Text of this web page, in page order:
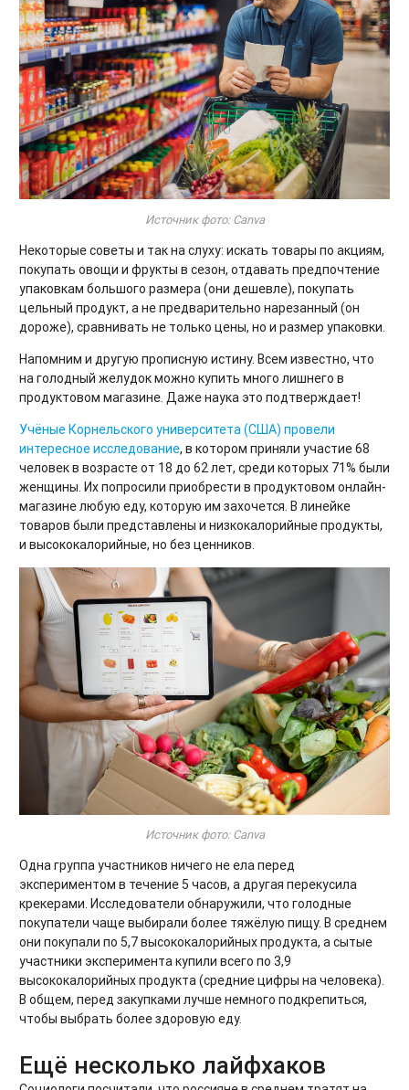
Источник фото: Canva
Некоторые советы и так на слуху: искать товары по акциям,
покупать овощи и фрукты в сезон, отдавать предпочтение
упаковкам большого размера (они дешевле), покупать
цельный продукт, а не предварительно нарезанный (он
дороже), сравнивать не только цены, но и размер упаковки.
Напомним и другую прописную истину. Всем известно, что
на голодный желудок можно купить много лишнего в
продуктовом магазине. Даже наука это подтверждает!
Учёные Корнельского университета (США) провели
интересное исследование, в котором приняли участие 68
человек в возрасте от 18 до 62 лет, среди которых 71% были
женщины. Их попросили приобрести в продуктовом онлайн-
магазине любую еду, которую им захочется. В линейке
товаров были представлены и низкокалорийные продукты,
и высококалорийные, но без ценников.
Источник фото: Canva
Одна группа участников ничего не ела перед
экспериментом в течение 5 часов, а другая перекусила
крекерами. Исследователи обнаружили, что голодные
покупатели чаще выбирали более тяжёлую пищу. В среднем
они покупали по 5,7 высококалорийных продукта, а сытые
участники эксперимента купили всего по 3,9
высококалорийных продукта (средние цифры на человека).
В общем, перед закупками лучше немного подкрепиться,
чтобы выбрать более здоровую еду.
Ещё несколько лайфхаков